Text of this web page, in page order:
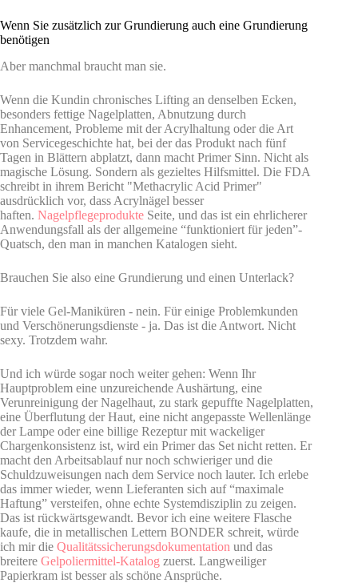
Wenn Sie zusätzlich zur Grundierung auch eine Grundierung
benötigen
Aber manchmal braucht man sie.
Wenn die Kundin chronisches Lifting an denselben Ecken,
besonders fettige Nagelplatten, Abnutzung durch
Enhancement, Probleme mit der Acrylhaltung oder die Art
von Servicegeschichte hat, bei der das Produkt nach fünf
Tagen in Blättern abplatzt, dann macht Primer Sinn. Nicht als
magische Lösung. Sondern als gezieltes Hilfsmittel. Die FDA
schreibt in ihrem Bericht "Methacrylic Acid Primer"
ausdrücklich vor, dass Acrylnägel besser
haften. Nagelpflegeprodukte Seite, und das ist ein ehrlicherer
Anwendungsfall als der allgemeine “funktioniert für jeden”-
Quatsch, den man in manchen Katalogen sieht.
Brauchen Sie also eine Grundierung und einen Unterlack?
Für viele Gel-Maniküren - nein. Für einige Problemkunden
und Verschönerungsdienste - ja. Das ist die Antwort. Nicht
sexy. Trotzdem wahr.
Und ich würde sogar noch weiter gehen: Wenn Ihr
Hauptproblem eine unzureichende Aushärtung, eine
Verunreinigung der Nagelhaut, zu stark gepuffte Nagelplatten,
eine Überflutung der Haut, eine nicht angepasste Wellenlänge
der Lampe oder eine billige Rezeptur mit wackeliger
Chargenkonsistenz ist, wird ein Primer das Set nicht retten. Er
macht den Arbeitsablauf nur noch schwieriger und die
Schuldzuweisungen nach dem Service noch lauter. Ich erlebe
das immer wieder, wenn Lieferanten sich auf “maximale
Haftung” versteifen, ohne echte Systemdisziplin zu zeigen.
Das ist rückwärtsgewandt. Bevor ich eine weitere Flasche
kaufe, die in metallischen Lettern BONDER schreit, würde
ich mir die Qualitätssicherungsdokumentation und das
breitere Gelpoliermittel-Katalog zuerst. Langweiliger
Papierkram ist besser als schöne Ansprüche.